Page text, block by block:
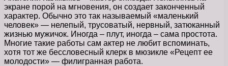
экране порой на мгновения, он создает законченный
характер. Обычно это так называемый «маленький
человек» — нелепый, трусоватый, нервный, затюканный
жизнью мужичок. Иногда – плут, иногда – сама простота.
Многие такие работы сам актер не любит вспоминать,
хотя тот же бессловесный клерк в мюзикле «Рецепт ее
молодости» — филигранная работа.